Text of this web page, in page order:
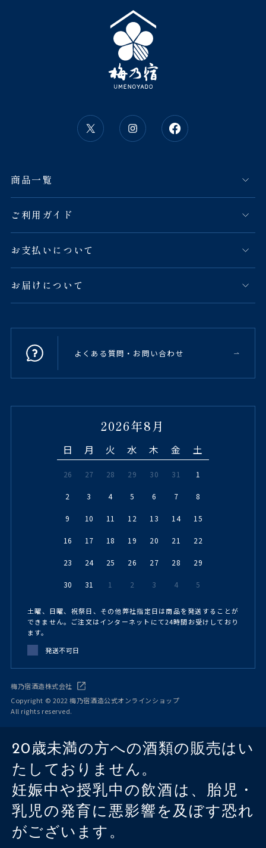
商品一覧
ご利用ガイド
お支払いについて
お届けについて
よくある質問・お問い合わせ
2026年8月
日 月 火 水 木 金 土
26 27 28 29 30 31 1
2 3 4 5 6 7 8
9 10 11 12 13 14 15
16 17 18 19 20 21 22
23 24 25 26 27 28 29
30 31 1 2 3 4 5
土曜、日曜、祝祭日、その他弊社指定日は商品を発送することが
できません。ご注文はインターネットにて24時間お受けしており
ます。
発送不可日
梅乃宿酒造株式会社
Copyright © 2022 梅乃宿酒造公式オンラインショップ
All rights reserved.
20歳未満の方への酒類の販売はい
たしておりません。
妊娠中や授乳中の飲酒は、胎児・
乳児の発育に悪影響を及ぼす恐れ
がございます。